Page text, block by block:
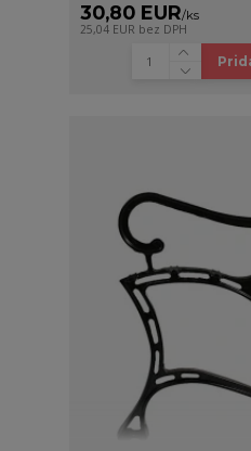
30,80 EUR/ks
25,04 EUR bez DPH